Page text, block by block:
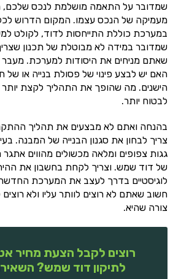
שמדובר על התאמה מושלמת לנכס שלכם,
מעמיקה של הנכס עצמו. המקום הדרוש
במערכת כוללת התייחסות לדוד, לקולט
שמדובר במידה לא מבוטלת של תכנון
שאתם מניחים את היסודות למערכת. מעבר
האם יש לבצע פינוי של פסולת בנייה או
הישנים. מה שהופך את התהליך לקצת
לבטוח יותר.
בהנחה ואתם לא מבצעים את תהליך
צריך לבחון את סגנון הבנייה של המבנה.
גגות צפופים ומלאה מכשולים מהווים
של דוד שמש. וצריך לקחת בחשבון את
לוגיסטיים בדרך לעצב את המערכת
חשוב שאתם לא רוצים לוותר עליו ולא
צורה שהיא.
רוצים לקבל הצעת מחיר
לתיקון דוד שמש?